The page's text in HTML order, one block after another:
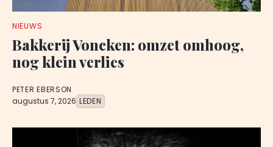
NIEUWS
Bakkerij Voncken: omzet omhoog,
nog klein verlies
PETER EBERSON
augustus 7, 2026 LEDEN